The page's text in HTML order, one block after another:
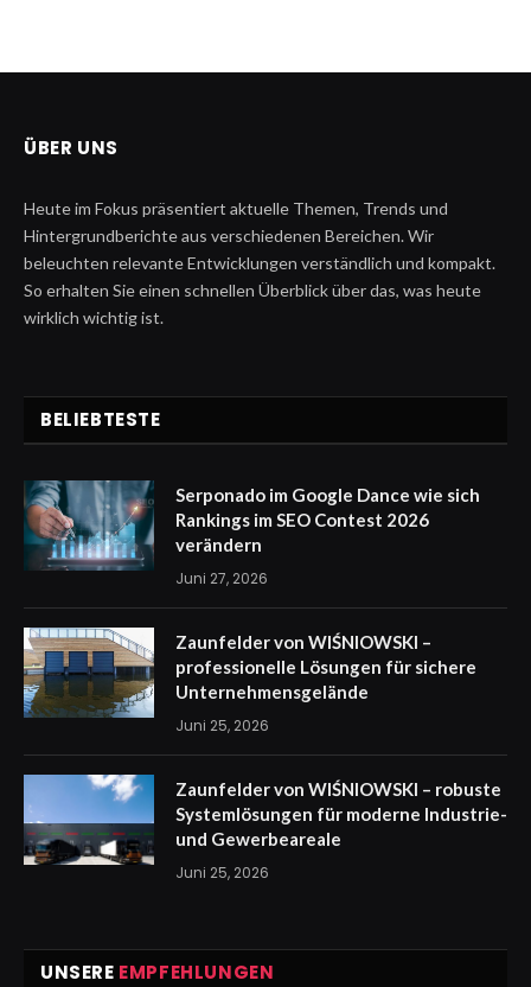
ÜBER UNS
Heute im Fokus präsentiert aktuelle Themen, Trends und
Hintergrundberichte aus verschiedenen Bereichen. Wir
beleuchten relevante Entwicklungen verständlich und kompakt.
So erhalten Sie einen schnellen Überblick über das, was heute
wirklich wichtig ist.
BELIEBTESTE
Serponado im Google Dance wie sich
Rankings im SEO Contest 2026
verändern
Juni 27, 2026
Zaunfelder von WIŚNIOWSKI –
professionelle Lösungen für sichere
Unternehmensgelände
Juni 25, 2026
Zaunfelder von WIŚNIOWSKI – robuste
Systemlösungen für moderne Industrie-
und Gewerbeareale
Juni 25, 2026
UNSERE EMPFEHLUNGEN